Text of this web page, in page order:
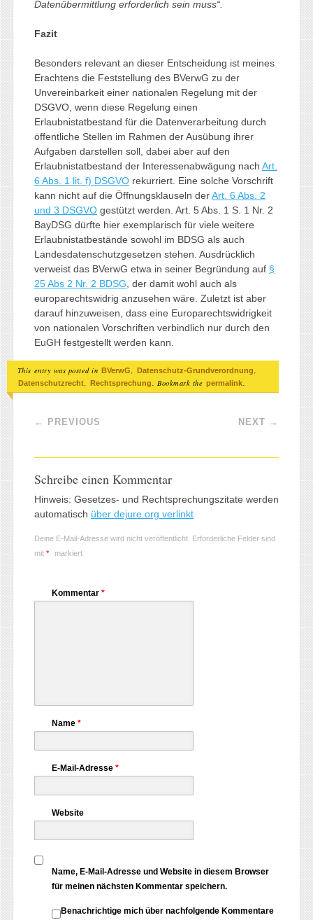
Datenübermittlung erforderlich sein muss“.
Fazit
Besonders relevant an dieser Entscheidung ist meines
Erachtens die Feststellung des BVerwG zu der
Unvereinbarkeit einer nationalen Regelung mit der
DSGVO, wenn diese Regelung einen
Erlaubnistatbestand für die Datenverarbeitung durch
öffentliche Stellen im Rahmen der Ausübung ihrer
Aufgaben darstellen soll, dabei aber auf den
Erlaubnistatbestand der Interessenabwägung nach Art.
6 Abs. 1 lit. f) DSGVOrekurriert. Eine solche Vorschrift
kann nicht auf die Öffnungsklauseln derArt. 6 Abs. 2
und 3 DSGVOgestützt werden. Art. 5 Abs. 1 S. 1 Nr. 2
BayDSG dürfte hier exemplarisch für viele weitere
Erlaubnistatbestände sowohl im BDSG als auch
Landesdatenschutzgesetzen stehen. Ausdrücklich
verweist das BVerwG etwa in seiner Begründung auf §
25 Abs 2 Nr. 2 BDSG , der damit wohl auch als
europarechtswidrig anzusehen wäre. Zuletzt ist aber
darauf hinzuweisen, dass eine Europarechtswidrigkeit
von nationalen Vorschriften verbindlich nur durch den
EuGH festgestellt werden kann.
This entry was posted in BVerwG, Datenschutz-Grundverordnung,
Datenschutzrecht, Rechtsprechung. Bookmark the permalink.
Post navigation
← PREVIOUS NEXT →
Schreibe einen Kommentar
Hinweis: Gesetzes- und Rechtsprechungszitate werden
automatisch über dejure.org verlinkt
Deine E-Mail-Adresse wird nicht veröffentlicht. Erforderliche Felder sind
mit * markiert
Kommentar *
Name *
E-Mail-Adresse *
Website
Name, E-Mail-Adresse und Website in diesem Browser
für meinen nächsten Kommentar speichern.
Benachrichtige mich über nachfolgende Kommentare